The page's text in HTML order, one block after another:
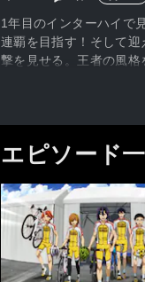
1年目のインターハイで
連覇を目指す！そして
撃を見せる。王者の風
エピソード